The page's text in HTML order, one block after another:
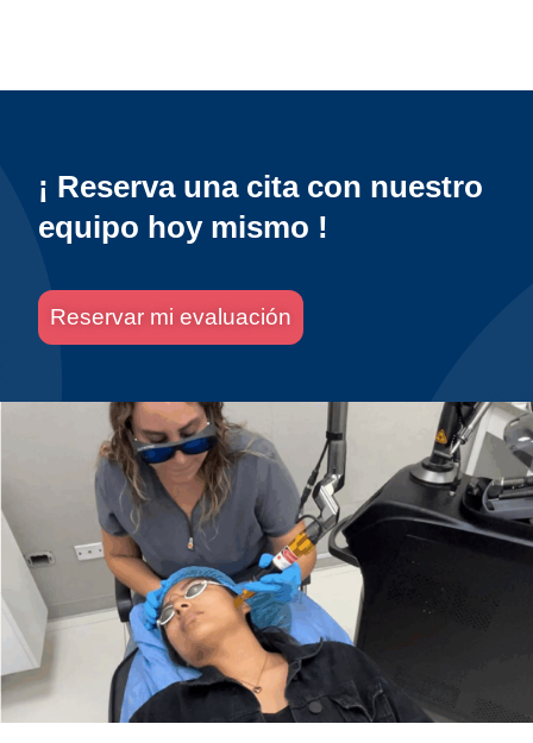
¡ Reserva una cita con nuestro
equipo hoy mismo !
Reservar mi evaluación